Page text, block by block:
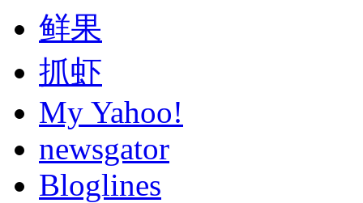
鲜果
抓虾
My Yahoo!
newsgator
Bloglines